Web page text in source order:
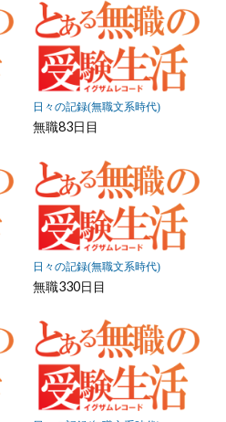
日々の記録(無職文系時代)
無職83日目
日々の記録(無職文系時代)
無職330日目